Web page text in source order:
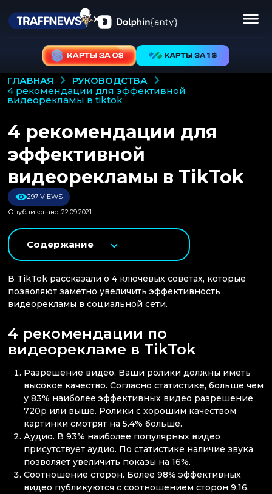
ГЛАВНАЯ
РУКОВОДСТВА
4 рекомендации для эффективной
видеорекламы в tiktok
4 рекомендации для
эффективной
видеорекламы в TikTok
297 VIEWS
Опубликовано: 22.09.2021
Содержание
В TikTok рассказали о 4 ключевых советах, которые
позволяют заметно увеличить эффективность
видеорекламы в социальной сети.
4 рекомендации по
видеорекламе в TikTok
Разрешение видео. Ваши ролики должны иметь
высокое качество. Согласно статистике, больше чем
у 83% наиболее эффективных видео разрешение
720p или выше. Ролики с хорошим качеством
картинки смотрят на 5.4% больше.
Аудио. В 93% наиболее популярных видео
присутствует аудио. По статистике наличие звука
позволяет увеличить показы на 16%.
Соотношение сторон. Более 98% эффективных
видео публикуются с соотношением сторон 9:16.